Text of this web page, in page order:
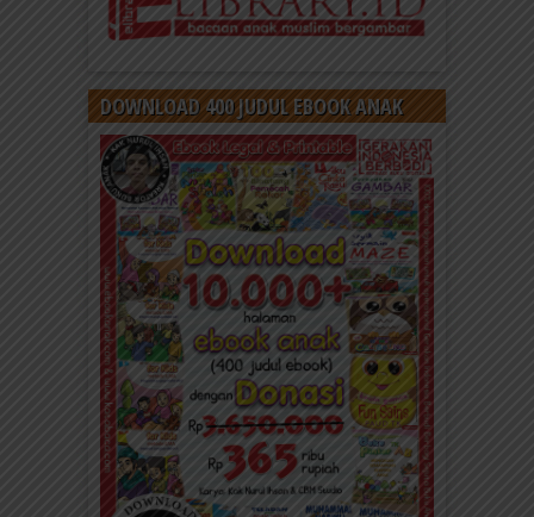
DOWNLOAD 400 JUDUL EBOOK ANAK